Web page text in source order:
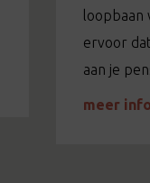
ervoor
aan je
meer